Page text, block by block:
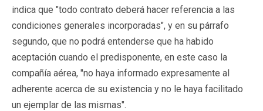
indica que "todo contrato deberá hacer referencia a las
condiciones generales incorporadas", y en su párrafo
segundo, que no podrá entenderse que ha habido
aceptación cuando el predisponente, en este caso la
compañía aérea, "no haya informado expresamente al
adherente acerca de su existencia y no le haya facilitado
un ejemplar de las mismas".